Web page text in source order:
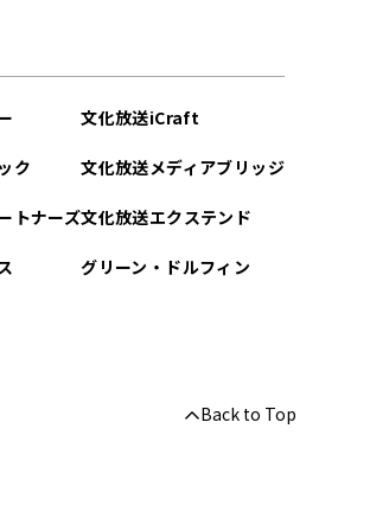
ク
トナーズ
文化放送iCraft
文化放送メディアブリッジ
文化放送エクステンド
グリーン・ドルフィン
Back to Top